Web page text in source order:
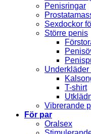
Penisringar
Sexdockor
Större penis
Underkläder
T-shirt
Vibrerande
För par
Oralsex